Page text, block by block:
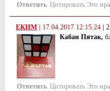
Ответить Цитировать Это
ЕКИМ 17.04.2017 12:15:24 | 2
Кабан Пятак,
Ответить Цитировать Это